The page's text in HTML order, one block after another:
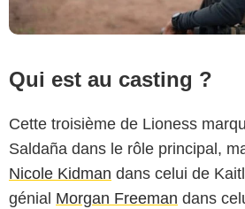
Qui est au casting ?
Cette troisième de Lioness
Saldaña dans le rôle principal,
Nicole Kidman dans celui de
génial Morgan Freeman dans